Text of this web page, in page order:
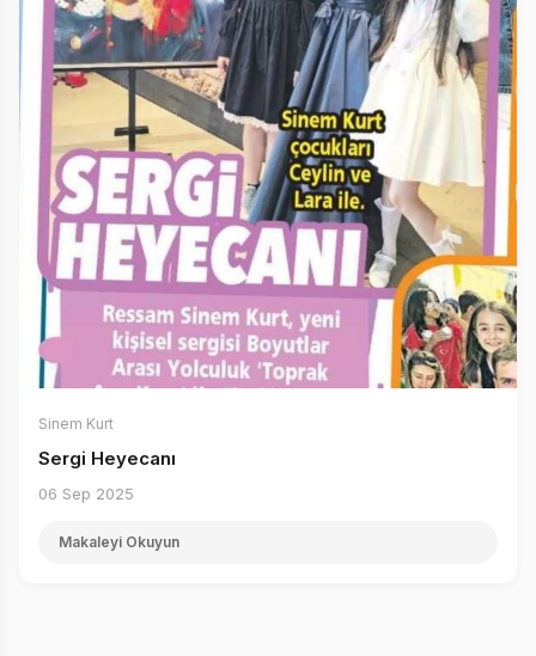
Sinem Kurt
Sergi Heyecanı
06 Sep 2025
Makaleyi Okuyun